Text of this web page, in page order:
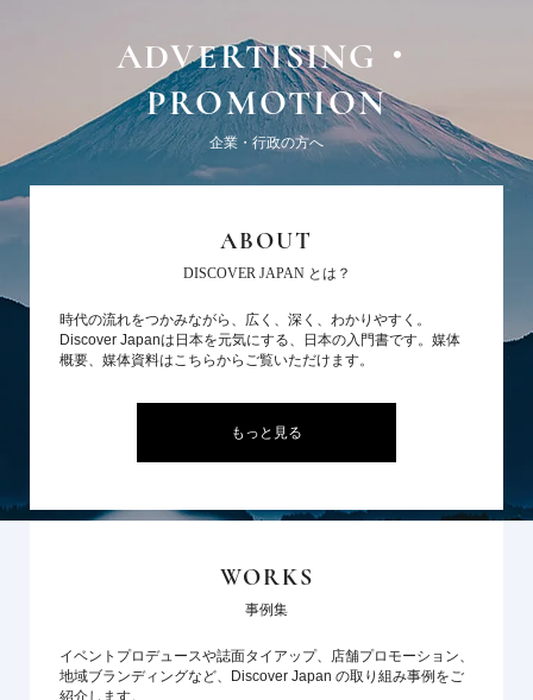
ADVERTISING・
PROMOTION
企業・行政の方へ
ABOUT
DISCOVER JAPAN とは？
時代の流れをつかみながら、広く、深く、わかりやすく。
Discover Japanは日本を元気にする、日本の入門書です。媒体
概要、媒体資料はこちらからご覧いただけます。
もっと見る
WORKS
事例集
イベントプロデュースや誌面タイアップ、店舗プロモーション、
地域ブランディングなど、Discover Japan の取り組み事例をご
紹介します。